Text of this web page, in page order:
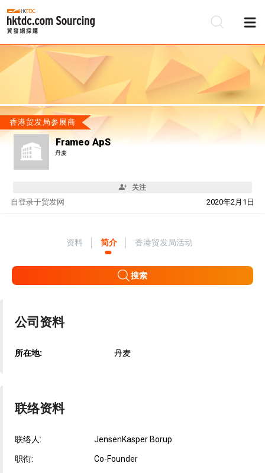
香港贸发局参展商
Frameo ApS
丹麦
关注
自 2020年2月1日
登录于贸发网
资料 简介 香港贸发局活动
搜索
公司资料
所在地: 丹麦
联络资料
联络人: JensenKasper Borup
职衔: Co-Founder